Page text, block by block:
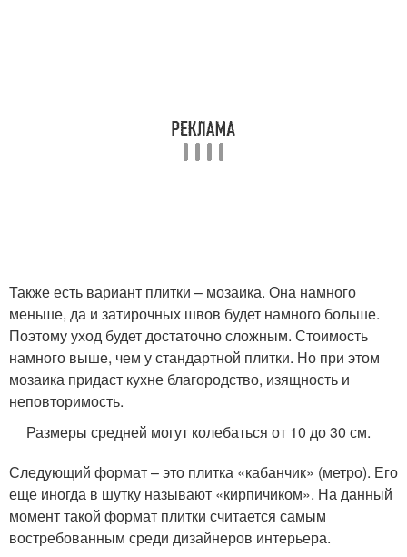
Также есть вариант плитки – мозаика. Она намного
меньше, да и затирочных швов будет намного больше.
Поэтому уход будет достаточно сложным. Стоимость
намного выше, чем у стандартной плитки. Но при этом
мозаика придаст кухне благородство, изящность и
неповторимость.
Размеры средней могут колебаться от 10 до 30 см.
Следующий формат – это плитка «кабанчик» (метро). Его
еще иногда в шутку называют «кирпичиком». На данный
момент такой формат плитки считается самым
востребованным среди дизайнеров интерьера.